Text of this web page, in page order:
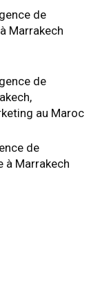
de
Marrakech
de
au Maroc
de
à Marrakech